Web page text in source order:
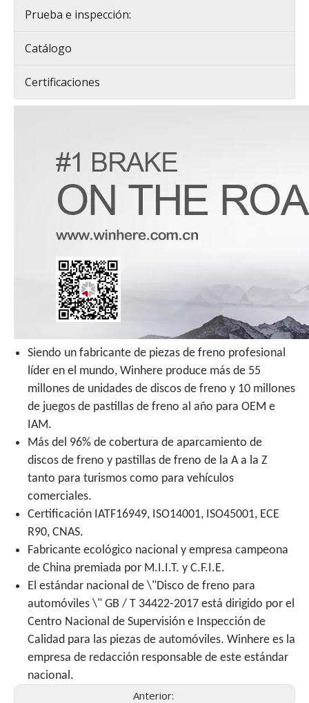
Prueba e inspección:
Catálogo
Certificaciones
Siendo un fabricante de piezas de freno profesional
líder en el mundo, Winhere produce más de 55
millones de unidades de discos de freno y 10 millones
de juegos de pastillas de freno al año para OEM e
IAM.
Más del 96% de cobertura de aparcamiento de
discos de freno y pastillas de freno de la A a la Z
tanto para turismos como para vehículos
comerciales.
Certificación IATF16949, ISO14001, ISO45001, ECE
R90, CNAS.
Fabricante ecológico nacional y empresa campeona
de China premiada por M.I.I.T. y C.F.I.E.
El estándar nacional de \"Disco de freno para
automóviles \" GB / T 34422-2017 está dirigido por el
Centro Nacional de Supervisión e Inspección de
Calidad para las piezas de automóviles. Winhere es la
empresa de redacción responsable de este estándar
nacional.
Anterior: